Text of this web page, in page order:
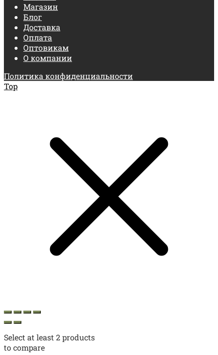
Магазин
Блог
Доставка
Оплата
Оптовикам
О компании
Политика конфиденциальности
Top
Select at least 2 products
to compare